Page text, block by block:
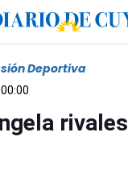
Deportiva
rivales